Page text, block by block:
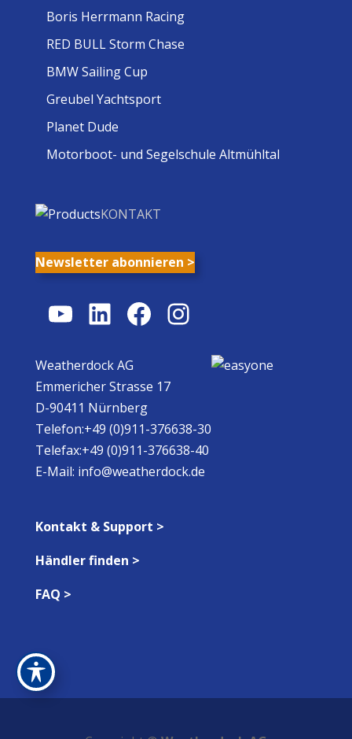
Boris Herrmann Racing
RED BULL Storm Chase
BMW Sailing Cup
Greubel Yachtsport
Planet Dude
Motorboot- und Segelschule Altmühltal
KONTAKT
Newsletter abonnieren >
YouTube
LinkedIn
Facebook
Instagram
Weatherdock AG
Emmericher Strasse 17
D-90411 Nürnberg
Telefon:+49 (0)911-376638-30
Telefax:+49 (0)911-376638-40
E-Mail: info@weatherdock.de
Kontakt & Support >
Händler finden >
FAQ >